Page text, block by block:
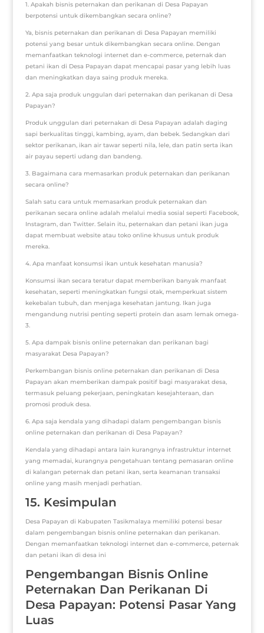
1. Apakah bisnis peternakan dan perikanan di Desa Papayan
berpotensi untuk dikembangkan secara online?
Ya, bisnis peternakan dan perikanan di Desa Papayan memiliki
potensi yang besar untuk dikembangkan secara online. Dengan
memanfaatkan teknologi internet dan e-commerce, peternak dan
petani ikan di Desa Papayan dapat mencapai pasar yang lebih luas
dan meningkatkan daya saing produk mereka.
2. Apa saja produk unggulan dari peternakan dan perikanan di Desa
Papayan?
Produk unggulan dari peternakan di Desa Papayan adalah daging
sapi berkualitas tinggi, kambing, ayam, dan bebek. Sedangkan dari
sektor perikanan, ikan air tawar seperti nila, lele, dan patin serta ikan
air payau seperti udang dan bandeng.
3. Bagaimana cara memasarkan produk peternakan dan perikanan
secara online?
Salah satu cara untuk memasarkan produk peternakan dan
perikanan secara online adalah melalui media sosial seperti Facebook,
Instagram, dan Twitter. Selain itu, peternakan dan petani ikan juga
dapat membuat website atau toko online khusus untuk produk
mereka.
4. Apa manfaat konsumsi ikan untuk kesehatan manusia?
Konsumsi ikan secara teratur dapat memberikan banyak manfaat
kesehatan, seperti meningkatkan fungsi otak, memperkuat sistem
kekebalan tubuh, dan menjaga kesehatan jantung. Ikan juga
mengandung nutrisi penting seperti protein dan asam lemak omega-
3.
5. Apa dampak bisnis online peternakan dan perikanan bagi
masyarakat Desa Papayan?
Perkembangan bisnis online peternakan dan perikanan di Desa
Papayan akan memberikan dampak positif bagi masyarakat desa,
termasuk peluang pekerjaan, peningkatan kesejahteraan, dan
promosi produk desa.
6. Apa saja kendala yang dihadapi dalam pengembangan bisnis
online peternakan dan perikanan di Desa Papayan?
Kendala yang dihadapi antara lain kurangnya infrastruktur internet
yang memadai, kurangnya pengetahuan tentang pemasaran online
di kalangan peternak dan petani ikan, serta keamanan transaksi
online yang masih menjadi perhatian.
15. Kesimpulan
Desa Papayan di Kabupaten Tasikmalaya memiliki potensi besar
dalam pengembangan bisnis online peternakan dan perikanan.
Dengan memanfaatkan teknologi internet dan e-commerce, peternak
dan petani ikan di desa ini
Pengembangan Bisnis Online
Peternakan Dan Perikanan Di
Desa Papayan: Potensi Pasar Yang
Luas